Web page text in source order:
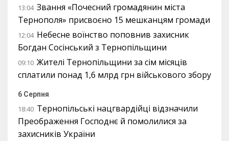
13:04 Звання «Почесний громадянин міста
Тернополя» присвоєно 15 мешканцям громади
12:04 Небесне воїнство поповнив захисник
Богдан Сосінський з Тернопільщини
09:10 Жителі Тернопільщини за сім місяців
сплатили понад 1,6 млрд грн військового збору
6 Серпня
18:40 Тернопільські нацгвардійці відзначили
Преображення Господнє й помолилися за
захисників України